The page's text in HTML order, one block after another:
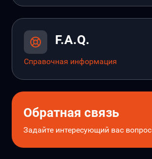
F.A.Q.
Справочная информация
Обратная связь
Задайте интересующий вас вопрос